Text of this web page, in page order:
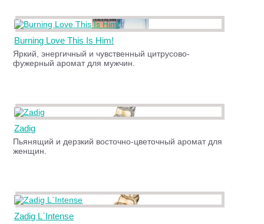
Burning Love This Is Him!
Яркий, энергичный и чувственный цитрусово-
фужерный аромат для мужчин.
Zadig
Пьянящий и дерзкий восточно-цветочный аромат для
женщин.
Zadig L`Intense